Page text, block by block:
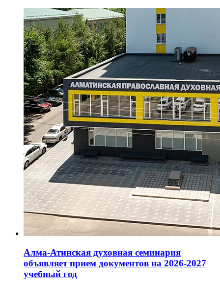
Алма-Атинская духовная семинария
объявляет прием документов на 2026-2027
учебный год